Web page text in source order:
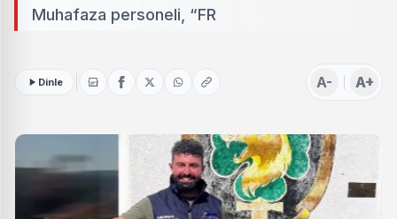
Muhafaza personeli, “FR
Dinle A- A+